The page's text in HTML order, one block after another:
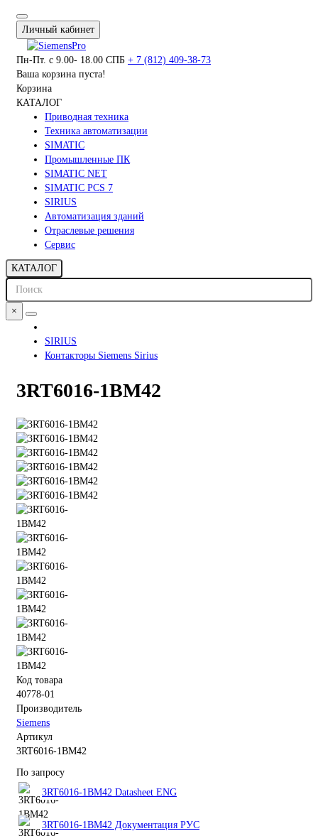
Личный кабинет
Пн-Пт. с 9.00- 18.00 СПБ + 7 (812) 409-38-73
Ваша корзина пуста!
Корзина
КАТАЛОГ
Приводная техника
Техника автоматизации
SIMATIC
Промышленные ПК
SIMATIC NET
SIMATIC PCS 7
SIRIUS
Автоматизация зданий
Отраслевые решения
Сервис
КАТАЛОГ
×
SIRIUS
Контакторы Siemens Sirius
3RT6016-1BM42
Код товара
40778-01
Производитель
Siemens
Артикул
3RT6016-1BM42
По запросу
3RT6016-1BM42 Datasheet ENG
3RT6016-1BM42 Документация РУС